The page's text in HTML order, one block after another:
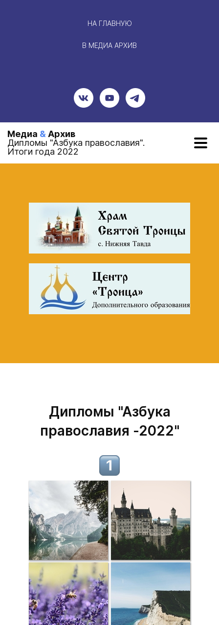
НА ГЛАВНУЮ
В МЕДИА АРХИВ
Медиа & Архив
Дипломы "Азбука православия".
Итоги года 2022
Дипломы "Азбука
православия -2022"